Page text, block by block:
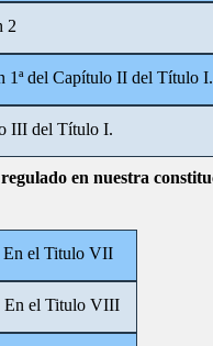
2
1ª del Capítulo II del Título I.
III del Título I.
en nuestra
En el Titulo VII
En el Titulo VIII